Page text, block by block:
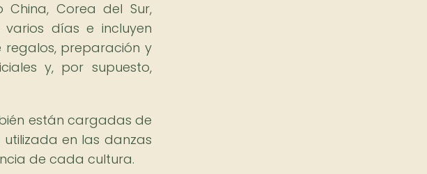
Corea del Sur,
varios días e incluyen
preparación y
y, por supuesto,
están cargadas de
en las danzas
de cada cultura.